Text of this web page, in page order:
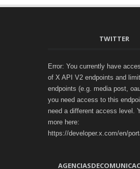
TWITTER
Error: You currently have
of X API V2 endpoints and
endpoints (e.g. media post,
you need access to this
need a different access level.
more here:
https://developer.x.com/en/